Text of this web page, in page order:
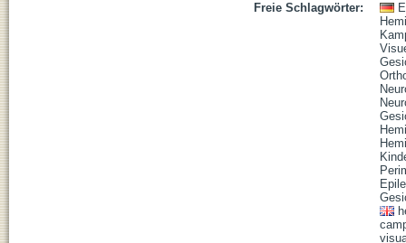
Freie Schlagwörter: